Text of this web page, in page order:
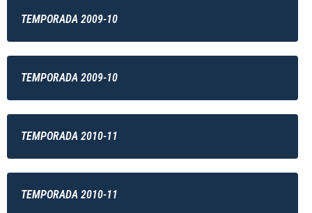
TEMPORADA 2009-10
TEMPORADA 2009-10
TEMPORADA 2010-11
TEMPORADA 2010-11